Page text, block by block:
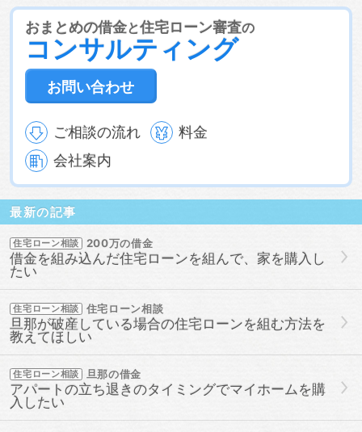
ン審査に通る方法
借金あっても審査に通った
借金あって
も審査に通る
借金あっても審査に通る方法
通る
借金あっても通る方法
借金があってもローンに通
借金があってもローンに通る方法
ン審査に通る
借金があってもローン審査に通る方法
があっても住宅ローンに通る
通る方法
借金があっても住宅ローン審査に通る
っても住宅ローン審査に通る方法
ン審査に通過することは可能
借金があっても審査に通る
借金があっても審査に通る方法
借金があっても通る
てローンに通る
借金があってローン審査に通る
借金があ
ってローン審査に通る方法
借金があって住宅ローンに通る
借金があって住宅ローンに通る方法
ン審査に通る
借金があって住宅ローン審査に通る方法
金があって審査に通る
借金があって審査に通る方法
借金
があって通る
審査に通った方法 審査に通る
審査に通
る方法
通る方法
おまとめの借金と住宅ローン審査の
コンサルティング
お問い合わせ
ご相談の流れ
料金
会社案内
最新の記事
住宅ローン相談 200万の借金
借金を組み込んだ住宅ローンを組んで、家を購入し
たい
住宅ローン相談 住宅ローン相談
旦那が破産している場合の住宅ローンを組む方法を
教えてほしい
住宅ローン相談 旦那の借金
アパートの立ち退きのタイミングでマイホームを購
入したい